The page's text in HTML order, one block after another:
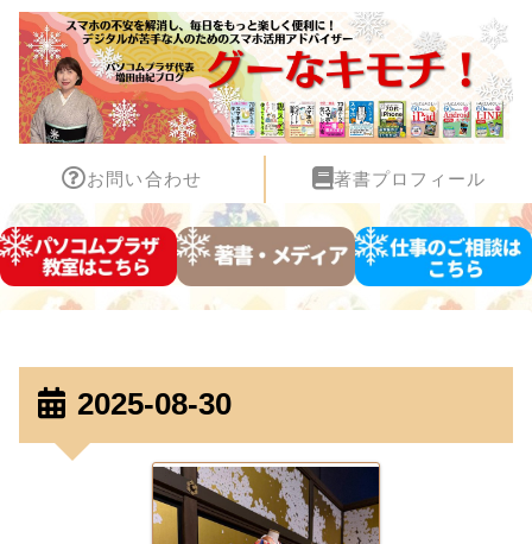
お問い合わせ 著書プロフィール
2025-08-30